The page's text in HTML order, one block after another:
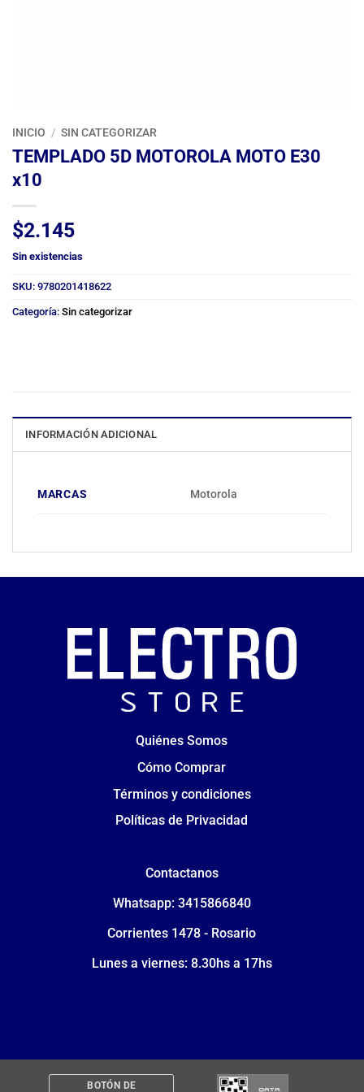
INICIO / SIN CATEGORIZAR
TEMPLADO 5D MOTOROLA MOTO E30
x10
$2.145
Sin existencias
SKU: 9780201418622
Categoría: Sin categorizar
INFORMACIÓN ADICIONAL
MARCAS Motorola
Quiénes Somos
Cómo Comprar
Términos y condiciones
Políticas de Privacidad
Contactanos
Whatsapp: 3415866840
Corrientes 1478 - Rosario
Lunes a viernes: 8.30hs a 17hs
BOTÓN DE